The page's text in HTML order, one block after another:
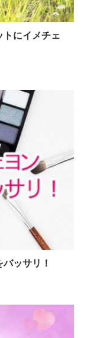
にイメチェ
ッサリ！